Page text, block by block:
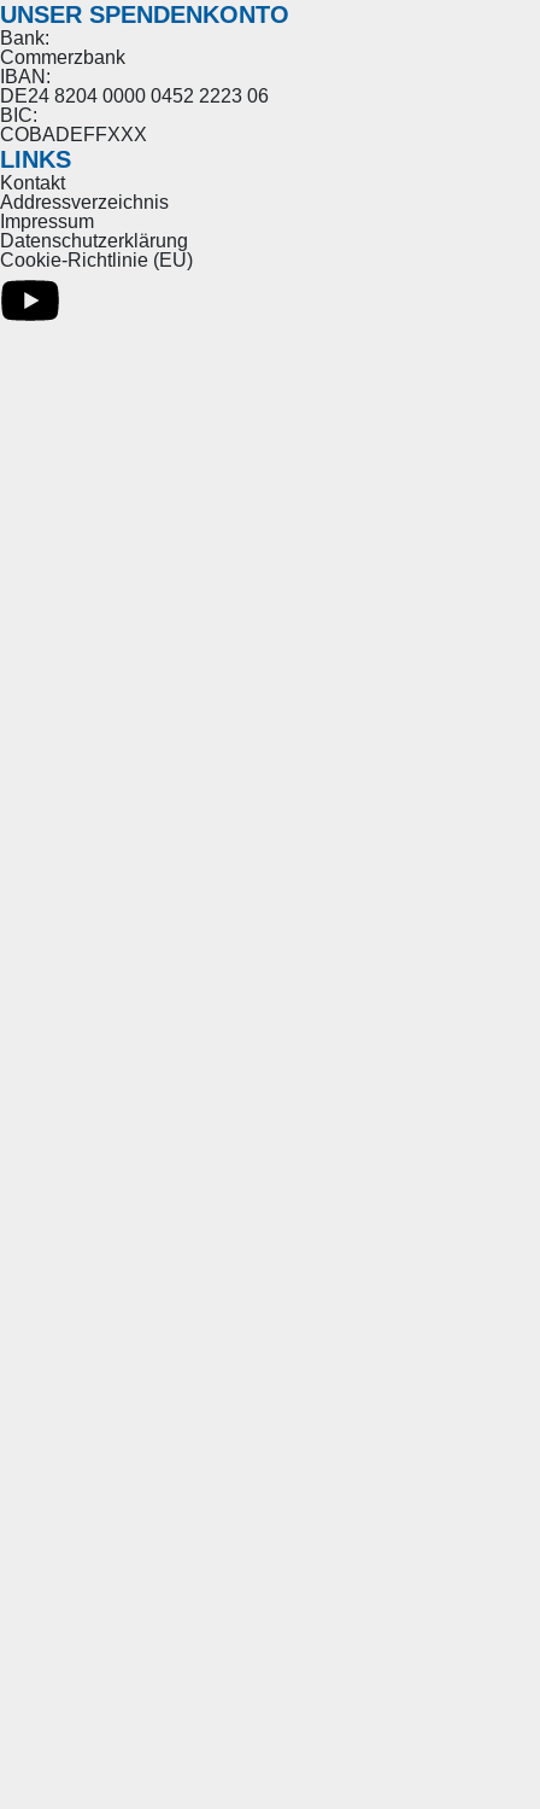
UNSER SPENDENKONTO
Bank:
Commerzbank
IBAN:
DE24 8204 0000 0452 2223 06
BIC:
COBADEFFXXX
LINKS
Kontakt
Addressverzeichnis
Impressum
Datenschutzerklärung
Cookie-Richtlinie (EU)